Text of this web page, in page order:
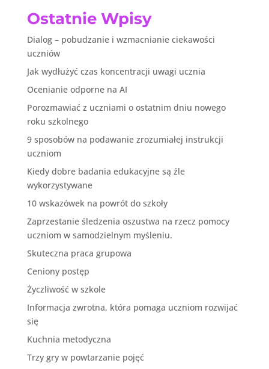
Ostatnie Wpisy
Dialog – pobudzanie i wzmacnianie ciekawości
uczniów
Jak wydłużyć czas koncentracji uwagi ucznia
Ocenianie odporne na AI
Porozmawiać z uczniami o ostatnim dniu nowego
roku szkolnego
9 sposobów na podawanie zrozumiałej instrukcji
uczniom
Kiedy dobre badania edukacyjne są źle
wykorzystywane
10 wskazówek na powrót do szkoły
Zaprzestanie śledzenia oszustwa na rzecz pomocy
uczniom w samodzielnym myśleniu.
Skuteczna praca grupowa
Ceniony postęp
Życzliwość w szkole
Informacja zwrotna, która pomaga uczniom rozwijać
się
Kuchnia metodyczna
Trzy gry w powtarzanie pojęć